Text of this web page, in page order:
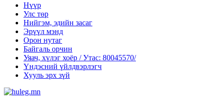
Нүүр
Улс төр
Нийгэм, эдийн засаг
Эрүүл мэнд
Орон нутаг
Байгаль орчин
Уяач, хүлэг хоёр / Утас: 80045570/
Үндэсний үйлдвэрлэгч
Хууль эрх зүй